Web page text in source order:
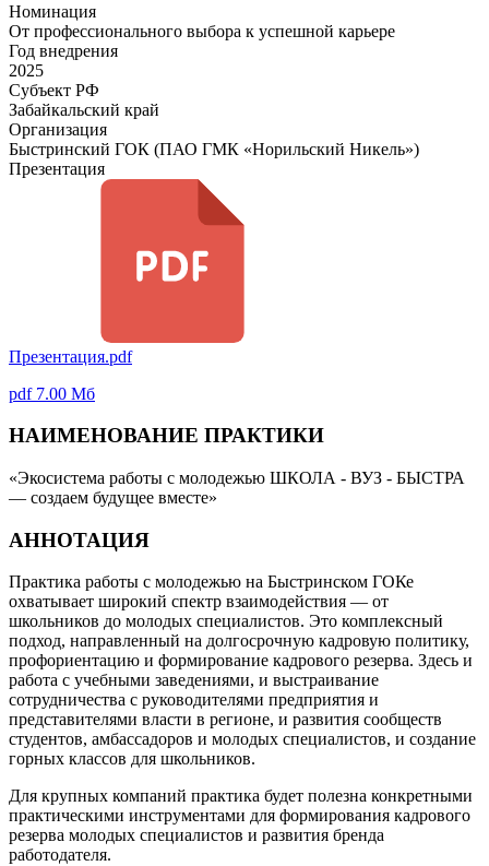
Номинация
От профессионального выбора к успешной карьере
Год внедрения
2025
Субъект РФ
Забайкальский край
Организация
Быстринский ГОК (ПАО ГМК «Норильский Никель»)
Презентация
Презентация.pdf
pdf 7.00 Мб
НАИМЕНОВАНИЕ ПРАКТИКИ
«Экосистема работы с молодежью ШКОЛА - ВУЗ - БЫСТРА
— создаем будущее вместе»
АННОТАЦИЯ
Практика работы с молодежью на Быстринском ГОКе
охватывает широкий спектр взаимодействия — от
школьников до молодых специалистов. Это комплексный
подход, направленный на долгосрочную кадровую политику,
профориентацию и формирование кадрового резерва. Здесь и
работа с учебными заведениями, и выстраивание
сотрудничества с руководителями предприятия и
представителями власти в регионе, и развития сообществ
студентов, амбассадоров и молодых специалистов, и создание
горных классов для школьников.
Для крупных компаний практика будет полезна конкретными
практическими инструментами для формирования кадрового
резерва молодых специалистов и развития бренда
работодателя.